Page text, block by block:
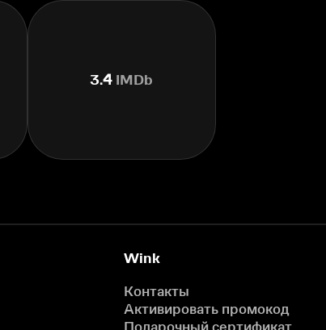
3.4 IMDb
Wink
Контакты
Активировать промокод
Подарочный сертификат